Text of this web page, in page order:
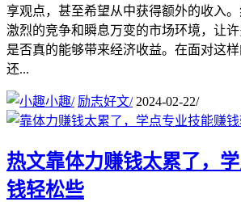
享观点，甚至希望从中获得额外的收入
激烈的竞争和瞬息万变的市场环境，让
是否真的能够带来经济收益。在面对这
还...
小趣/ 励志好文/ 2024-02-22/
热文靠体力赚钱太累了，
钱轻松些